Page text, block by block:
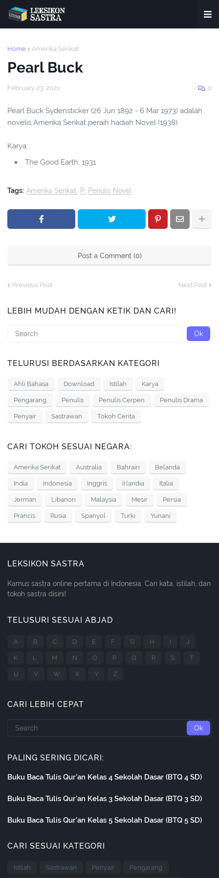
Home Amerika Serikat
Pearl Buck
February 23, 2021 0
Pearl Buck Sydensticker (26 Jun 1892 - 6 Mar 1973) adalah
novelis Amerika Serikat peraih hadiah Novel (1938).
Karya:
The Good Earth, 1931
Tags: Amerika Serikat P Penulis Novel
Post a Comment (0)
Previous Post Next Post
LEBIH MUDAH DENGAN KETIK DAN CARI!
TELURUSI BERDASARKAN KATEGORI
Ahli Bahasa Download Istilah Karya
Pengarang Penulis Penulis Cerpen Penulis Drama
Penyair Sastrawan Tokoh Cerita
CARI TOKOH SESUAI NEGARA:
Amerika Serikat Australia Bahrain Belanda
India Indonesia Inggris Irlandia Italia
Jerman Libanon Malaysia Mesir Persia
Prancis Rusia Spanyol Turki Yunani
LEKSIKON SASTRA
Kamus sastra online pertama di Indonesia. Cari kata, istilah, dan
tokoh sastra disini!
TELUSURI SESUAI ABJAD
A B C D E F G H I J
K L M N O P Q R S T
U V W X Y Z
CARI LEBIH CEPAT
PALING SERING DICARI:
Buku Baca Tulis Qur'an Kelas 4 Sekolah Dasar (BTQ 4 SD)
Buku Baca Tulis Qur'an Kelas 3 Sekolah Dasar (BTQ 3 SD)
Buku Baca Tulis Qur'an Kelas 5 Sekolah Dasar (BTQ 5 SD)
CARI SESUAI KATEGORI
Istilah Sastrawan Penyair Pengarang